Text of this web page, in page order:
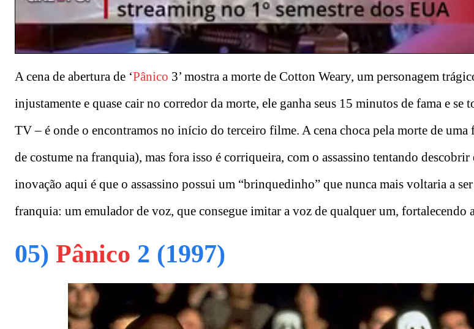
A cena de abertura de ‘Pânico 3’ mostra a morte de Cotton Weary, um personagem
injustamente e quase cair no corredor da morte, ele ganha seus 15 minutos de fama e se
TV – é onde o encontramos no início do terceiro filme. A cena choca pela morte de
de costume na franquia), mas fora isso é corriqueira, com o assassino tentando
inovação aqui é que o assassino possui um “brinquedinho” que nunca mais voltaria a
franquia: um emulador de voz, que consegue imitar a voz de qualquer um, fortalecendo
05) Pânico 2 (1997)